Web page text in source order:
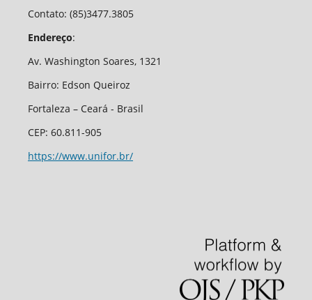
Contato: (85)3477.3805
Endereço:
Av. Washington Soares, 1321
Bairro: Edson Queiroz
Fortaleza – Ceará - Brasil
CEP: 60.811-905
https://www.unifor.br/